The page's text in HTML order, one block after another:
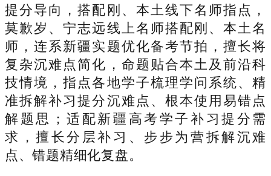
提分导向，搭配刚、本土线下名师指点，
莫歉岁、宁志远线上名师搭配刚、本土名
师，连系新疆实题优化备考节拍，擅长将
复杂沉难点简化，命题贴合本土及前沿科
技情境，指点各地学子梳理学问系统、精
准拆解补习提分沉难点、根本使用易错点
解题思；适配新疆高考学子补习提分需
求，擅长分层补习、步步为营拆解沉难
点、错题精细化复盘。